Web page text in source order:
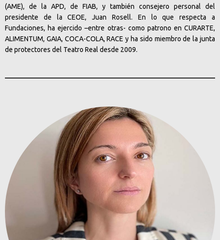
(AME), de la APD, de FIAB, y también consejero personal del
presidente de la CEOE, Juan Rosell. En lo que respecta a
Fundaciones, ha ejercido –entre otras- como patrono en CURARTE,
ALIMENTUM, GAIA, COCA-COLA, RACE y ha sido miembro de la junta
de protectores del Teatro Real desde 2009.